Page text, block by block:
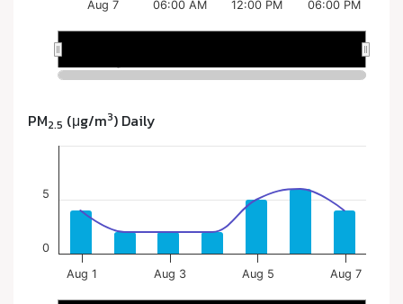
PM2.5 (μg/m3) Daily